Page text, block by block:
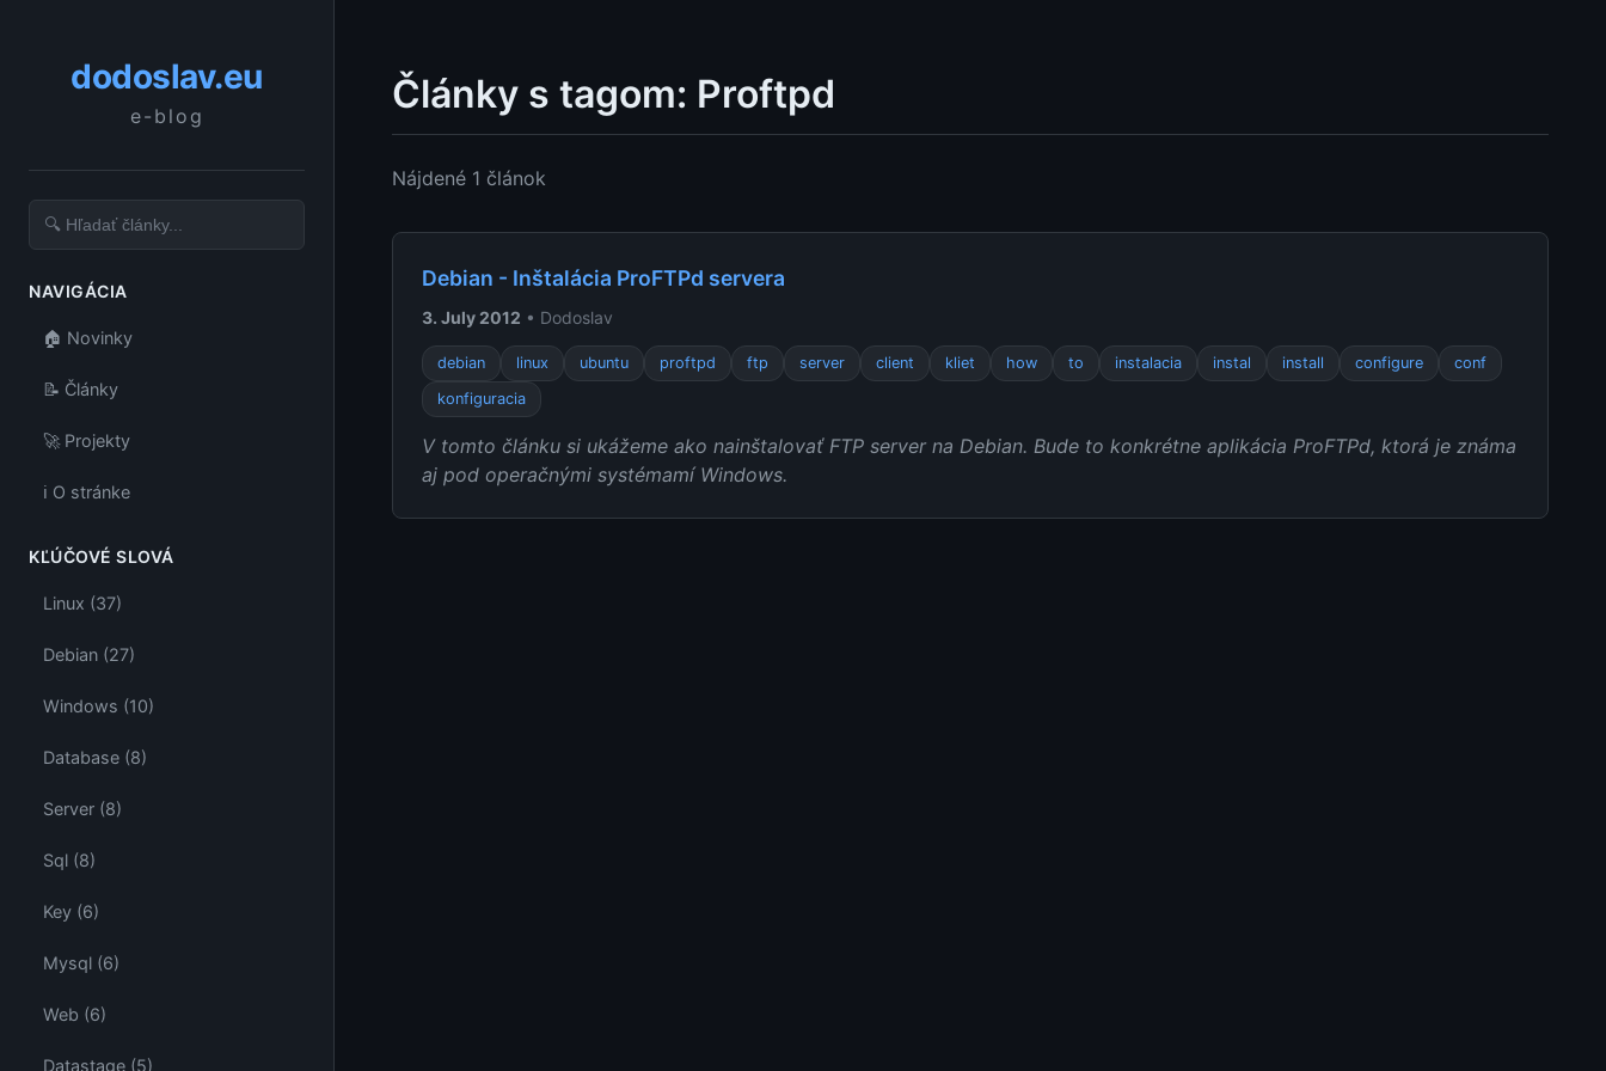
dodoslav.eu
e-blog
NAVIGÁCIA
🏠 Novinky
📝 Články
🚀 Projekty
ℹ️ O stránke
KĽÚČOVÉ SLOVÁ
Linux (37)
Debian (27)
Windows (10)
Database (8)
Server (8)
Sql (8)
Key (6)
Mysql (6)
Web (6)
Datastage (5)
Články s tagom: Proftpd
Nájdené 1 článok
Debian - Inštalácia ProFTPd servera
3. July 2012 • Dodoslav
debian linux ubuntu proftpd ftp server client kliet how to instalacia instal install configure
conf
konfiguracia
V tomto článku si ukážeme ako nainštalovať FTP server na Debian. Bude to konkrétne aplikácia ProFTPd, ktorá je známa
aj pod operačnými systémamí Windows.